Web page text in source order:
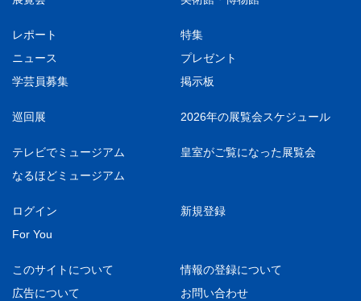
レポート
特集
ニュース
プレゼント
学芸員募集
掲示板
巡回展 2026年の展覧会スケジュール
テレビでミュージアム
皇室がご覧になった展覧会
なるほどミュージアム
ログイン
新規登録
For You
このサイトについて
情報の登録について
広告について
お問い合わせ